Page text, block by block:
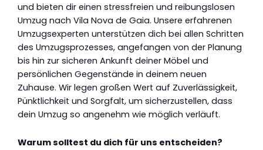
und bieten dir einen stressfreien und reibungslosen
Umzug nach Vila Nova de Gaia. Unsere erfahrenen
Umzugsexperten unterstützen dich bei allen Schritten
des Umzugsprozesses, angefangen von der Planung
bis hin zur sicheren Ankunft deiner Möbel und
persönlichen Gegenstände in deinem neuen
Zuhause. Wir legen großen Wert auf Zuverlässigkeit,
Pünktlichkeit und Sorgfalt, um sicherzustellen, dass
dein Umzug so angenehm wie möglich verläuft.
Warum solltest du dich für uns entscheiden?